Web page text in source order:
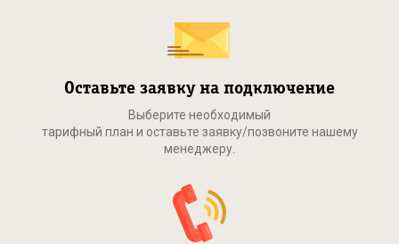
Оставьте заявку на подключение
Выберите необходимый
тарифный план и оставьте заявку/позвоните нашему
менеджеру.